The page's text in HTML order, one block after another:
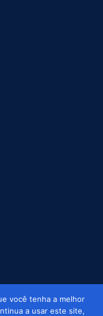
você tenha a melhor
a usar este site,